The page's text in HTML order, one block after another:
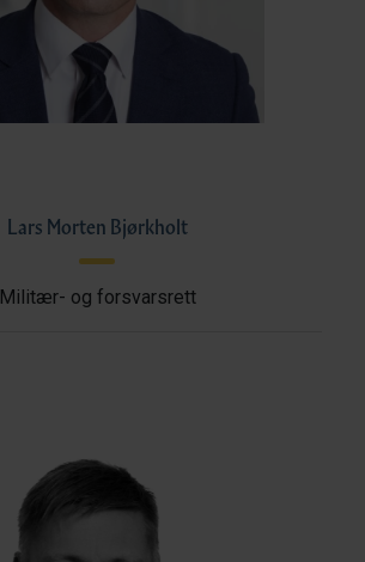
Lars Morten Bjørkholt
Militær- og forsvarsrett